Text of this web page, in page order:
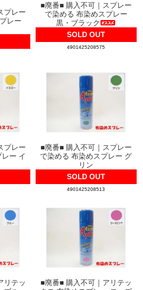
プレー
レー
■廃番■ 購入不可｜スプレー
で染める 布染めスプレー
黒・ブラック
SOLD OUT
4901425208575
プレー
ー イ
■廃番■ 購入不可｜スプレー
で染める 布染めスプレー グ
リン
SOLD OUT
4901425208513
リテッ
■廃番■ 購入不可｜アリテッ